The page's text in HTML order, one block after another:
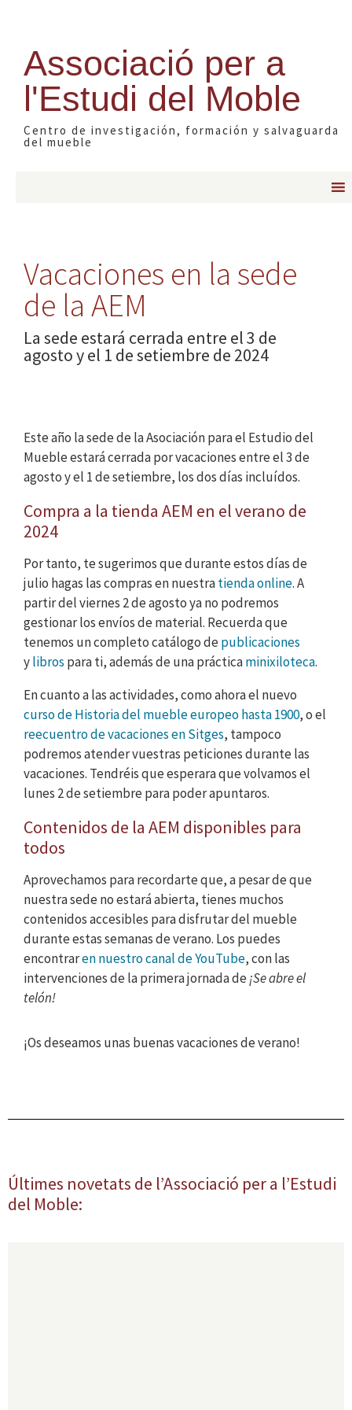
Associació per a
l'Estudi del Moble
Centro de investigación, formación y salvaguarda
del mueble
Vacaciones en la sede
de la AEM
La sede estará cerrada entre el 3 de
agosto y el 1 de setiembre de 2024
Este año la sede de la Asociación para el Estudio del
Mueble estará cerrada por vacaciones entre el 3 de
agosto y el 1 de setiembre, los dos días incluídos.
Compra a la tienda AEM en el verano de
2024
Por tanto, te sugerimos que durante estos días de
julio hagas las compras en nuestratienda online. A
partir del viernes 2 de agosto ya no podremos
gestionar los envíos de material. Recuerda que
tenemos un completo catálogo depublicaciones
ylibros para ti, además de una prácticaminixiloteca.
En cuanto a las actividades, como ahora el nuevo
curso de Historia del mueble europeo hasta 1900, o el
reecuentro de vacaciones en Sitges, tampoco
podremos atender vuestras peticiones durante las
vacaciones. Tendréis que esperara que volvamos el
lunes 2 de setiembre para poder apuntaros.
Contenidos de la AEM disponibles para
todos
Aprovechamos para recordarte que, a pesar de que
nuestra sede no estará abierta, tienes muchos
contenidos accesibles para disfrutar del mueble
durante estas semanas de verano. Los puedes
encontraren nuestro canal de YouTube, con las
intervenciones de la primera jornada de¡Se abre el
telón!
¡Os deseamos unas buenas vacaciones de verano!
Últimes novetats de l’Associació per a l’Estudi
del Moble: